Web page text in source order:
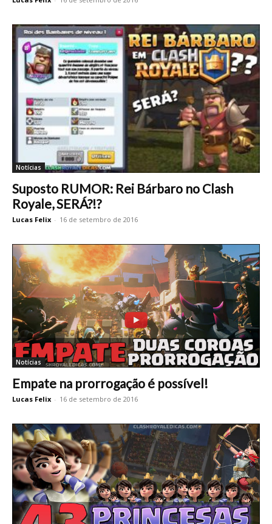
Notícias
Suposto RUMOR: Rei Bárbaro no Clash
Royale, SERÁ?!?
Lucas Felix - 16 de setembro de 2016
Notícias
Empate na prorrogação é possível!
Lucas Felix - 16 de setembro de 2016